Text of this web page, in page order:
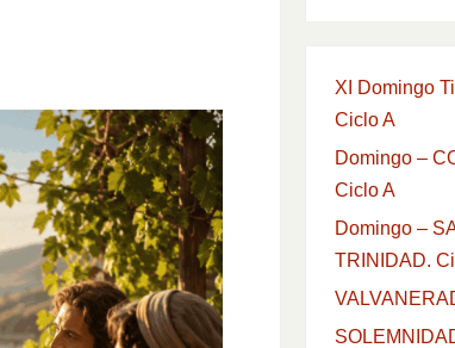
XI Domingo
Ciclo A
Domingo –
Ciclo A
Domingo –
TRINIDAD.